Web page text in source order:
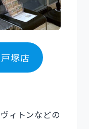
塚店
ィトンなどの